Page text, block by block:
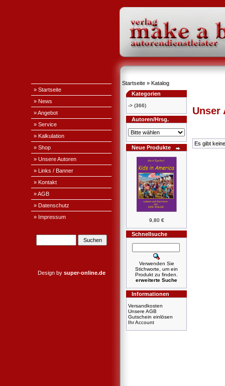
» Startseite
» News
» Angebot
» Service
» Kalkulation
» Shop
» Unsere Autoren
» Links / Banner
» Kontakt
» AGB
» Datenschutz
» Impressum
Design by super-online.de
Startseite » Katalog
Kategorien
-> (366)
Autoren/Hrsg.
Neue Produkte
9,80 €
Schnellsuche
Verwenden Sie
Stichworte, um ein
Produkt zu finden.
erweiterte Suche
Informationen
Versandkosten
Unsere AGB
Gutschein einlösen
Ihr Account
Unser
Es gibt